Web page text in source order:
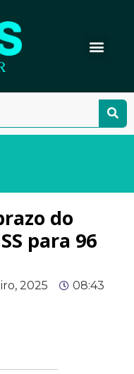
do
para 96
2025 08:43